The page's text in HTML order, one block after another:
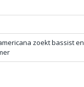
zoekt bassist en